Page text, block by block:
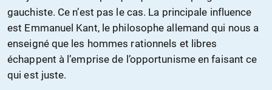
gauchiste. Ce n’est pas le cas. La principale influence
est Emmanuel Kant, le philosophe allemand qui nous a
enseigné que les hommes rationnels et libres
échappent à l’emprise de l’opportunisme en faisant ce
qui est juste.